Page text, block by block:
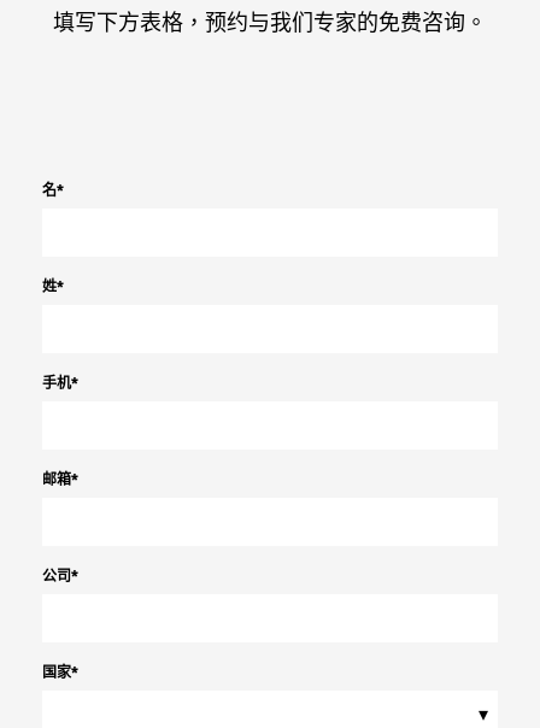
填写下方表格，预约与我们专家的免费咨询。
名*
姓*
手机*
邮箱*
公司*
国家*
▾